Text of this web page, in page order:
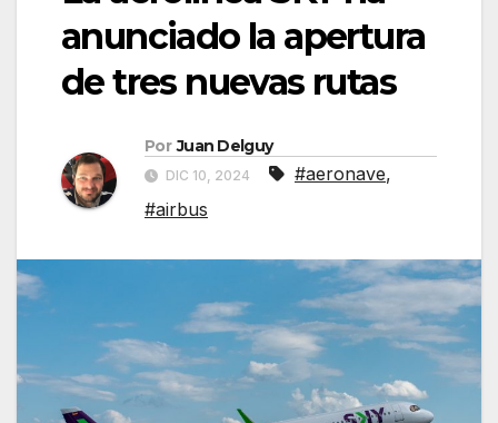
anunciado la apertura
de tres nuevas rutas
Por Juan Delguy
DIC 10, 2024 #aeronave,
#airbus